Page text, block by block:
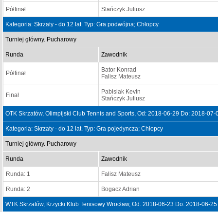
Półfinał Stańczyk Juliusz
Kategoria: Skrzaty - do 12 lat. Typ: Gra podwójna; Chłopcy
Turniej główny. Pucharowy
Runda Zawodnik
Półfinał
Bator Konrad
Falisz Mateusz
Finał
Pabisiak Kevin
Stańczyk Juliusz
OTK Skrzatów, Olimpijski Club Tennis and Sports, Od: 2018-06-29 Do: 2018-07-
Kategoria: Skrzaty - do 12 lat. Typ: Gra pojedyncza; Chłopcy
Turniej główny. Pucharowy
Runda Zawodnik
Runda: 1 Falisz Mateusz
Runda: 2 Bogacz Adrian
WTK Skrzatów, Krzycki Klub Tenisowy Wrocław, Od: 2018-06-23 Do: 2018-06-25